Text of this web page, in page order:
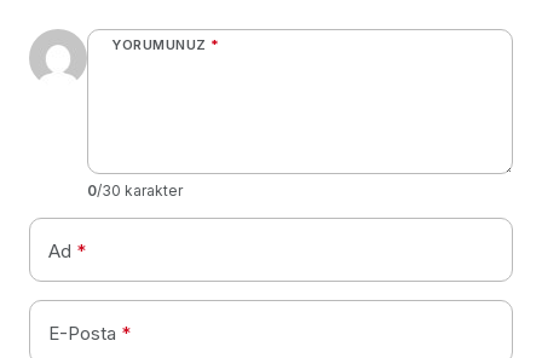
YORUMUNUZ *
0/30 karakter
Ad *
E-Posta *